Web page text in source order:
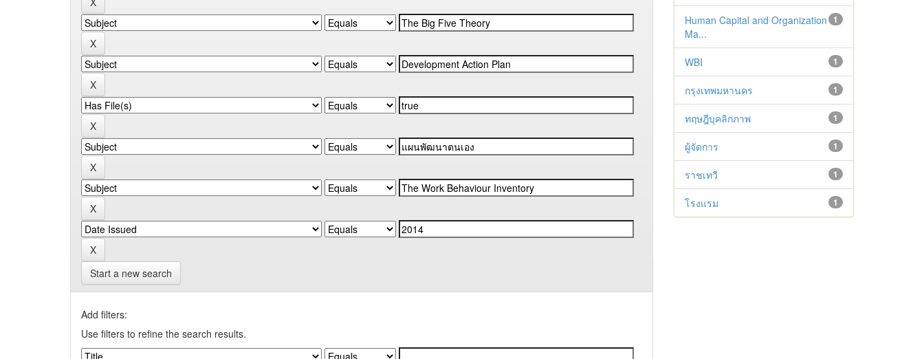
Start a new search
Add filters:
Use filters to refine the search results.
1
Human Capital and Organization
Ma...
1
WBI
1
กรุงเทพมหานคร
1
ทฤษฎีบุคลิกภาพ
1
ผู้จัดการ
1
ราชเทวี
1
โรงแรม